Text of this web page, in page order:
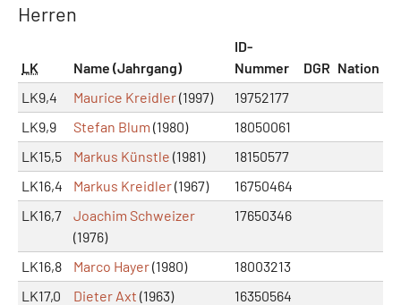
Herren
LK Name (Jahrgang)
ID-
Nummer
DGR Nation
LK9,4
Maurice Kreidler(1997)
19752177
LK9,9
Stefan Blum (1980)
18050061
LK15,5
Markus Künstle (1981)
18150577
LK16,4
Markus Kreidler(1967)
16750464
LK16,7
Joachim Schweizer
(1976)
17650346
LK16,8 Marco Hayer(1980)
18003213
LK17,0
Dieter Axt (1963)
16350564